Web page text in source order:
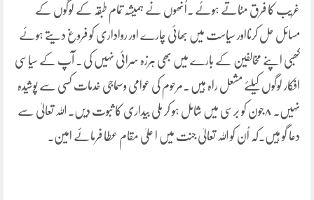
غریب کا فرق مٹاتے ہوئے ۔اُنھوں نے ہمیشہ تمام طبقہ کے لوگوں کے
مسائل حل کرنااور سیاست میں بھائی چارے اور رواداری کو فروغ دیتے ہوئے
کھبی اپنے مخالفین کے بارے میں بھی ہرزہ سرائی نہیں کی ۔ آپ کے سیاسی
افکار لوگوں کیلئے مشعل راہ ہیں ۔مرحوم کی عوامی وسماجی خدمات کسی سے پوشیدہ
نہیں۔ ۸جون کو برسی میں شامل ہو کر ملی بیداری کا ثبوت دیں۔ اللہ تعالیٰ سے
دعا گو ہیں۔کہ اُن کو اللہ تعالیٰ جنت میں ا علیٰ مقام عطا فرمائے امین۔